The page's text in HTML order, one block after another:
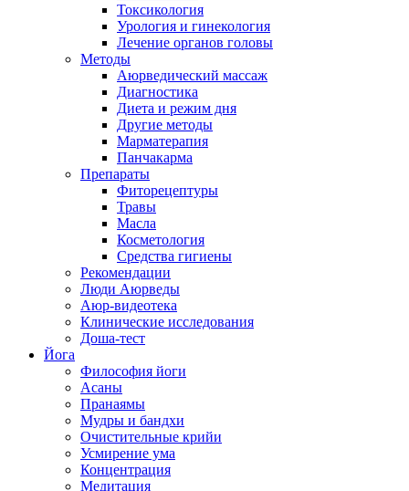
Токсикология
Урология и гинекология
Лечение органов головы
Методы
Аюрведический массаж
Диагностика
Диета и режим дня
Другие методы
Марматерапия
Панчакарма
Препараты
Фиторецептуры
Травы
Масла
Косметология
Средства гигиены
Рекомендации
Люди Аюрведы
Аюр-видеотека
Клинические исследования
Доша-тест
Йога
Философия йоги
Асаны
Пранаямы
Мудры и бандхи
Очистительные крийи
Усмирение ума
Концентрация
Медитация